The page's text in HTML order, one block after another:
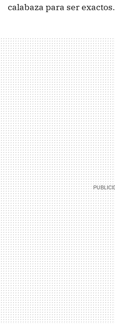
calabaza para ser exactos.